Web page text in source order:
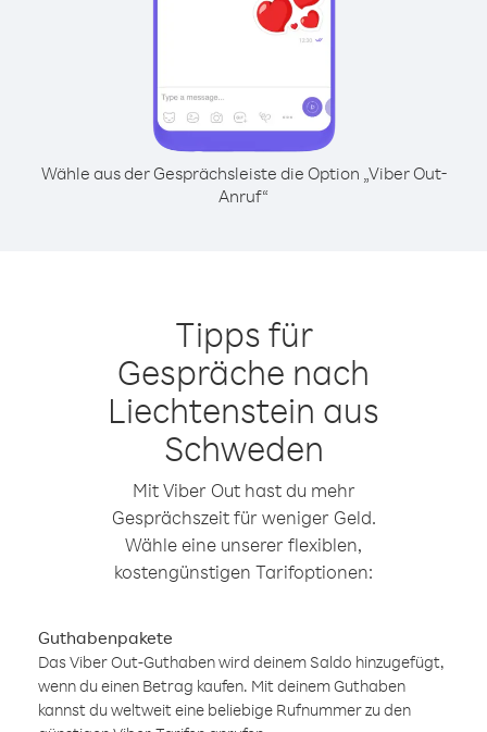
Wähle aus der Gesprächsleiste die Option „Viber Out-
Anruf“
Tipps für
Gespräche nach
Liechtenstein aus
Schweden
Mit Viber Out hast du mehr
Gesprächszeit für weniger Geld.
Wähle eine unserer flexiblen,
kostengünstigen Tarifoptionen:
Guthabenpakete
Das Viber Out-Guthaben wird deinem Saldo hinzugefügt,
wenn du einen Betrag kaufen. Mit deinem Guthaben
kannst du weltweit eine beliebige Rufnummer zu den